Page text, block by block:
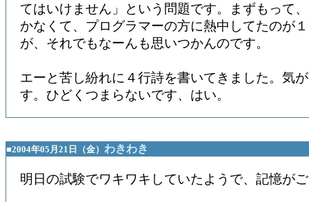
てはいけません」という問題です。まずもって
かなくて、プログラマーの方に熱中してたのが
が、それでもなーんも思いつかんのです。
エーと苦し紛れに４行詩を書いてきました。気
す。ひどくつまらないです、はい。
■2004年05月21日（金） わきわき
明日の試験でワキワキしていたようで、記憶が